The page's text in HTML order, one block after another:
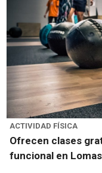
ACTIVIDAD FÍSICA
Ofrecen clases
funcional en